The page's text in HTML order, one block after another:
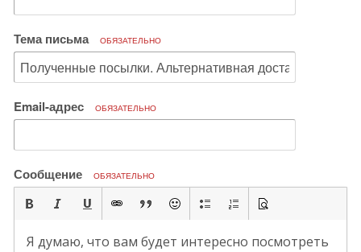
Тема письма ОБЯЗАТЕЛЬНО
Email-адрес ОБЯЗАТЕЛЬНО
Сообщение ОБЯЗАТЕЛЬНО
Я думаю, что вам будет интересно посмотреть